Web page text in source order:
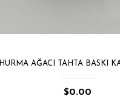
HURMA AĞACI TAHTA BASKI
$0.00